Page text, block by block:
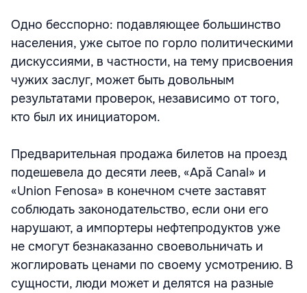
Одно бесспорно: подавляющее большинство
населения, уже сытое по горло политическими
дискуссиями, в частности, на тему присвоения
чужих заслуг, может быть довольным
результатами проверок, независимо от того,
кто был их инициатором.
Предварительная продажа билетов на проезд
подешевела до десяти леев, «Apă Canal» и
«Union Fenosa» в конечном счете заставят
соблюдать законодательство, если они его
нарушают, а импортеры нефтепродуктов уже
не смогут безнаказанно своевольничать и
жоглировать ценами по своему усмотрению. В
сущности, люди может и делятся на разные